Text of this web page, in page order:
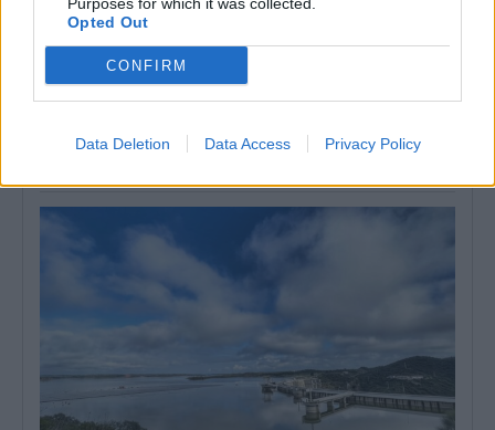
Opted Out
CONFIRM
Data Deletion Data Access Privacy Policy
A ACCIONA concluiu a remodelação e ampliação das Estação de
Tratamento de Águas Residuais...